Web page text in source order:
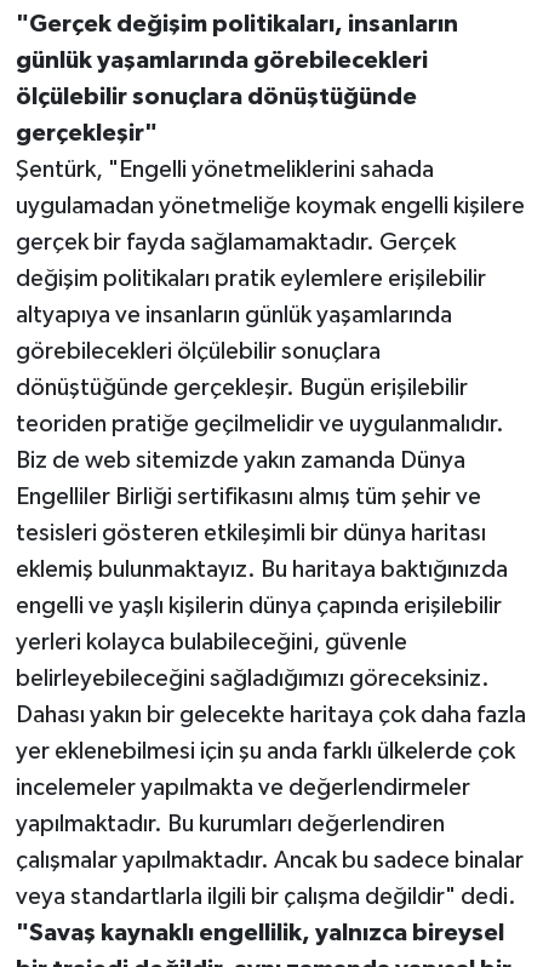
"Gerçek değişim politikaları, insanların
günlük yaşamlarında görebilecekleri
ölçülebilir sonuçlara dönüştüğünde
gerçekleşir"
Şentürk, "Engelli yönetmeliklerini sahada
uygulamadan yönetmeliğe koymak engelli kişilere
gerçek bir fayda sağlamamaktadır. Gerçek
değişim politikaları pratik eylemlere erişilebilir
altyapıya ve insanların günlük yaşamlarında
görebilecekleri ölçülebilir sonuçlara
dönüştüğünde gerçekleşir. Bugün erişilebilir
teoriden pratiğe geçilmelidir ve uygulanmalıdır.
Biz de web sitemizde yakın zamanda Dünya
Engelliler Birliği sertifikasını almış tüm şehir ve
tesisleri gösteren etkileşimli bir dünya haritası
eklemiş bulunmaktayız. Bu haritaya baktığınızda
engelli ve yaşlı kişilerin dünya çapında erişilebilir
yerleri kolayca bulabileceğini, güvenle
belirleyebileceğini sağladığımızı göreceksiniz.
Dahası yakın bir gelecekte haritaya çok daha fazla
yer eklenebilmesi için şu anda farklı ülkelerde çok
incelemeler yapılmakta ve değerlendirmeler
yapılmaktadır. Bu kurumları değerlendiren
çalışmalar yapılmaktadır. Ancak bu sadece binalar
veya standartlarla ilgili bir çalışma değildir" dedi.
"Savaş kaynaklı engellilik, yalnızca bireysel